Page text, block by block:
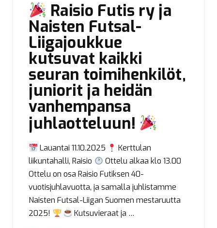
Raisio Futis ry ja
Naisten Futsal-
Liigajoukkue
kutsuvat kaikki
seuran toimihenkilöt,
juniorit ja heidän
vanhempansa
juhlaotteluun!
Lauantai 11.10.2025
Kerttulan
liikuntahalli, Raisio
Ottelu alkaa klo 13.00
Ottelu on osa Raisio Futiksen 40-
vuotisjuhlavuotta, ja samalla juhlistamme
Naisten Futsal-Liigan Suomen mestaruutta
2025!
Kutsuvieraat ja …